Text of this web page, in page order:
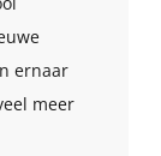
ernaar
meer